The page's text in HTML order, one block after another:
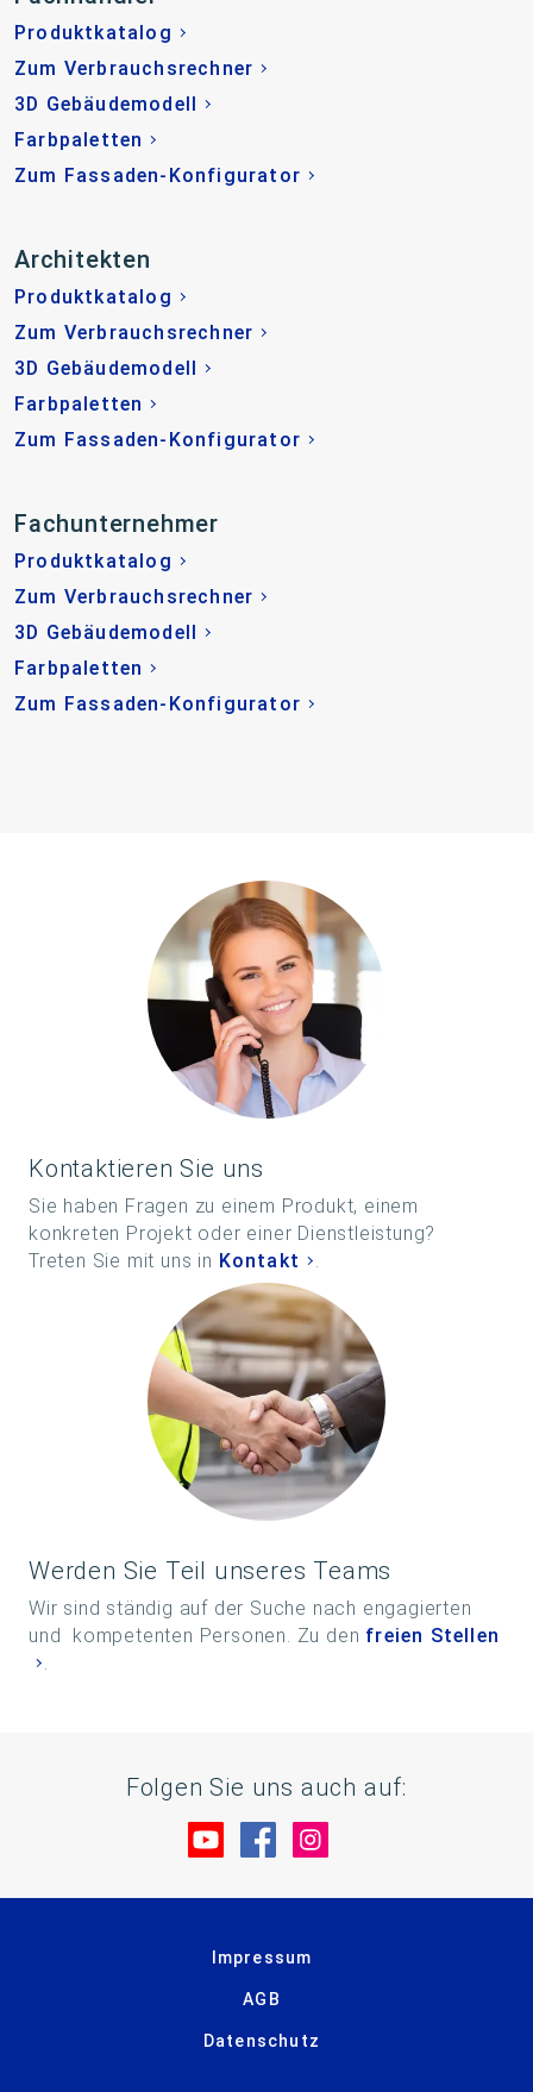
Produktkatalog
Zum Verbrauchsrechner
3D Gebäudemodell
Farbpaletten
Zum Fassaden-Konfigurator
Architekten
Produktkatalog
Zum Verbrauchsrechner
3D Gebäudemodell
Farbpaletten
Zum Fassaden-Konfigurator
Fachunternehmer
Produktkatalog
Zum Verbrauchsrechner
3D Gebäudemodell
Farbpaletten
Zum Fassaden-Konfigurator
Kontaktieren Sie uns
Sie haben Fragen zu einem Produkt, einem
konkreten Projekt oder einer Dienstleistung?
Treten Sie mit uns in Kontakt
Werden Sie Teil unseres Teams
Wir sind ständig auf der Suche nach engagierten
und kompetenten Personen. Zu den freien Stellen
Folgen Sie uns auch auf:
Besuche uns auf YouTube
Besuche uns auf
Impressum
AGB
Datenschutz